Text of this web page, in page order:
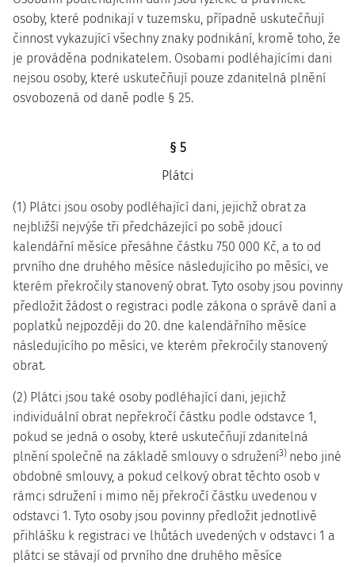
osoby, které podnikají v tuzemsku, případně uskutečňují
činnost vykazující všechny znaky podnikání, kromě toho, že
je prováděna podnikatelem. Osobami podléhajícími dani
nejsou osoby, které uskutečňují pouze zdanitelná plnění
osvobozená od daně podle § 25.
§ 5
Plátci
(1) Plátci jsou osoby podléhající dani, jejichž obrat za
nejbližší nejvýše tři předcházející po sobě jdoucí
kalendářní měsíce přesáhne částku 750 000 Kč, a to od
prvního dne druhého měsíce následujícího po měsíci, ve
kterém překročily stanovený obrat. Tyto osoby jsou povinny
předložit žádost o registraci podle zákona o správě daní a
poplatků nejpozději do 20. dne kalendářního měsíce
následujícího po měsíci, ve kterém překročily stanovený
obrat.
(2) Plátci jsou také osoby podléhající dani, jejichž
individuální obrat nepřekročí částku podle odstavce 1,
pokud se jedná o osoby, které uskutečňují zdanitelná
plnění společně na základě smlouvy o sdružení3) nebo jiné
obdobné smlouvy, a pokud celkový obrat těchto osob v
rámci sdružení i mimo něj překročí částku uvedenou v
odstavci 1. Tyto osoby jsou povinny předložit jednotlivě
přihlášku k registraci ve lhůtách uvedených v odstavci 1 a
plátci se stávají od prvního dne druhého měsíce